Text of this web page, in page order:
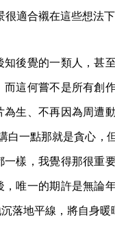
適合襯在這些想法下
後覺的一類人，甚
這何嘗不是所有創
生、不再因為周遭
白一點那就是貪心，
樣，我覺得那很重
唯一的期許是無論
落地平線，將自身暖